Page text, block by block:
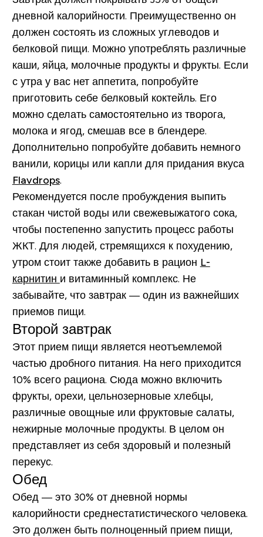
дневной калорийности. Преимущественно он
должен состоять из сложных углеводов и
белковой пищи. Можно употреблять различные
каши, яйца, молочные продукты и фрукты. Если
с утра у вас нет аппетита, попробуйте
приготовить себе белковый коктейль. Его
можно сделать самостоятельно из творога,
молока и ягод, смешав все в блендере.
Дополнительно попробуйте добавить немного
ванили, корицы или капли для придания вкуса
Flavdrops.
Рекомендуется после пробуждения выпить
стакан чистой воды или свежевыжатого сока,
чтобы постепенно запустить процесс работы
ЖКТ. Для людей, стремящихся к похудению,
утром стоит также добавить в рацион L-
карнитин и витаминный комплекс. Не
забывайте, что завтрак — один из важнейших
приемов пищи.
Второй завтрак
Этот прием пищи является неотъемлемой
частью дробного питания. На него приходится
10% всего рациона. Сюда можно включить
фрукты, орехи, цельнозерновые хлебцы,
различные овощные или фруктовые салаты,
нежирные молочные продукты. В целом он
представляет из себя здоровый и полезный
перекус.
Обед
Обед — это 30% от дневной нормы
калорийности среднестатистического человека.
Это должен быть полноценный прием пищи,